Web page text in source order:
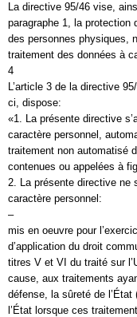
La directive 95/46 vise,
paragraphe 1, la protection
des personnes physiques,
traitement des données à
4
L’article 3 de la directive
ci, dispose:
«1. La présente directive
caractère personnel,
traitement non automatisé
contenues ou appelées à
2. La présente directive ne
caractère personnel:
–
mis en oeuvre pour
d’application du droit
titres V et VI du traité sur
cause, aux traitements
défense, la sûreté de
l’État lorsque ces